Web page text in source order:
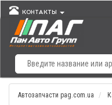
КОНТАКТЫ
Автозапчасти pag.com.ua